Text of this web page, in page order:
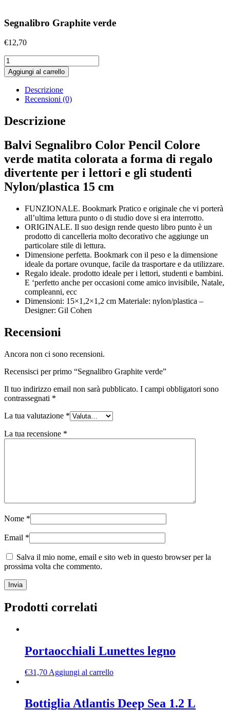
Segnalibro Graphite verde
€12,70
Segnalibro
Graphite
verde
quantità
Aggiungi al carrello
Descrizione
Recensioni (0)
Descrizione
Balvi Segnalibro Color Pencil Colore
verde matita colorata a forma di regalo
divertente per i lettori e gli studenti
Nylon/plastica 15 cm
FUNZIONALE. Bookmark Pratico e originale che vi porterà
all’ultima lettura punto o di studio dove si era interrotto.
ORIGINALE. Il suo design rende questo libro punto è un
prodotto di cancelleria molto decorativo che aggiunge un
particolare stile di lettura.
Dimensione perfetta. Bookmark con il peso e la dimensione
ideale da portare ovunque, facile da trasportare e da utilizzare.
Regalo ideale. prodotto ideale per i lettori, studenti e bambini.
E ‘perfetto anche per occasioni come amico invisibile, Natale,
compleanni, ecc
Dimensioni: 15×1,2×1,2 cm Materiale: nylon/plastica –
Designer: Gil Cohen
Recensioni
Ancora non ci sono recensioni.
Recensisci per primo “Segnalibro Graphite verde”
Il tuo indirizzo email non sarà pubblicato. I campi obbligatori sono
contrassegnati *
La tua valutazione *
La tua recensione *
Nome *
Email *
Salva il mio nome, email e sito web in questo browser per la
prossima volta che commento.
Prodotti correlati
Portaocchiali Lunettes legno
€31,70Aggiungi al carrello
Bottiglia Atlantis Deep Sea 1.2 L